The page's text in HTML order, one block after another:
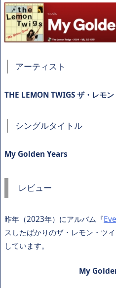
アーティスト
THE LEMON TWIGS ザ・レモ
シングルタイトル
My Golden Years
レビュー
昨年（2023年）にアルバム『
スしたばかりのザ・レモン・ツ
しています。
My